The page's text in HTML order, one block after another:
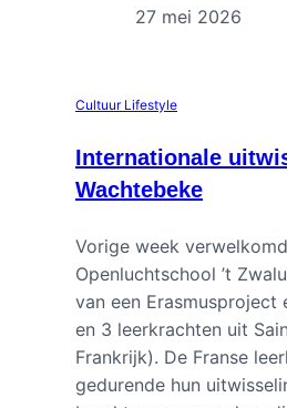
27 mei 2026
Cultuur Lifestyle
Internationale
Wachtebeke
Vorige week
Openluchtschool ’t
van een Erasmusproject
en 3 leerkrachten uit
Frankrijk). De Franse
gedurende hun